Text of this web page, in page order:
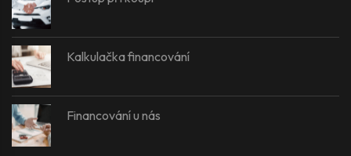
Kalkulačka financování
Financování u nás